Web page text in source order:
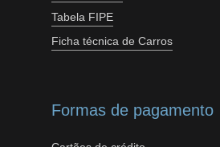
Tabela FIPE
Ficha técnica de Carros
Formas de pagamento